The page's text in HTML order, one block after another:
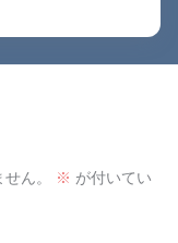
ん。 ※ が付いてい